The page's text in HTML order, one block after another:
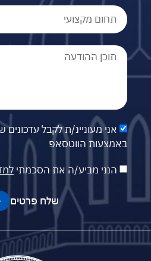
אני מעוניינ/ת לקבל
באמצעות הווטסאפ
הנני מביע/ה את הסכמתי
שלח פרטים